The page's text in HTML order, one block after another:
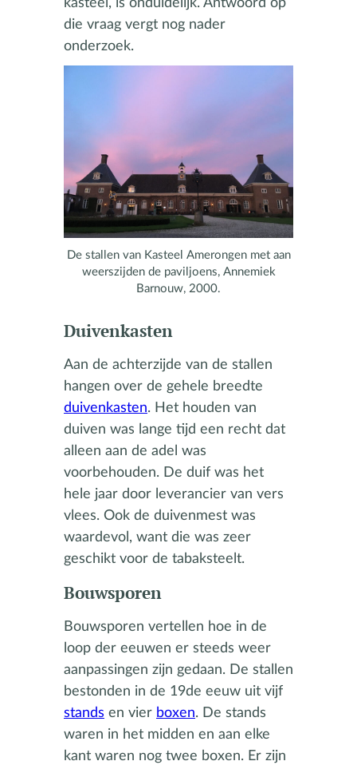
die vraag vergt nog nader
onderzoek.
De stallen van Kasteel Amerongen met aan
weerszijden de paviljoens, Annemiek
Barnouw, 2000.
Duivenkasten
Aan de achterzijde van de stallen
hangen over de gehele breedte
duivenkasten. Het houden van
duiven was lange tijd een recht dat
alleen aan de adel was
voorbehouden. De duif was het
hele jaar door leverancier van vers
vlees. Ook de duivenmest was
waardevol, want die was zeer
geschikt voor de tabaksteelt.
Bouwsporen
Bouwsporen vertellen hoe in de
loop der eeuwen er steeds weer
aanpassingen zijn gedaan. De stallen
bestonden in de 19de eeuw uit vijf
stands en vier boxen. De stands
waren in het midden en aan elke
kant waren nog twee boxen. Er zijn